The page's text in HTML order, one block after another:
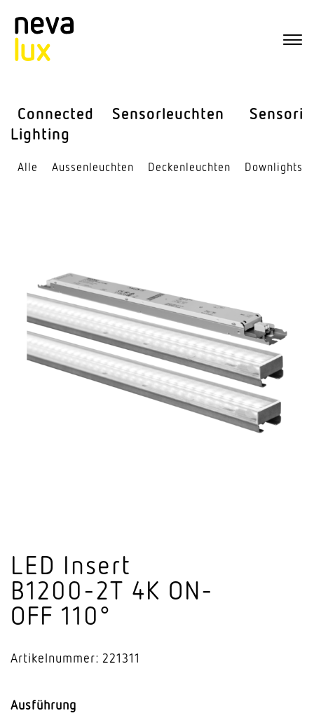
Connected
Lighting
Sensor­leuchten Sensorik
Alle Aussen­leuchten Decken­leuchten Down­lights
LED Insert
B1200-2T 4K ON-
OFF 110°
Artikelnummer: 221311
Ausführung